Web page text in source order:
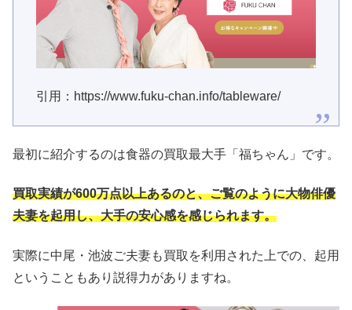
引用：https://www.fuku-chan.info/tableware/
最初に紹介するのは食器の買取最大手「福ちゃん」です。
買取実績が600万点以上あるのと、ご覧のように大物俳優
夫妻を起用し、大手の安心感を感じられます。
実際に中尾・池波ご夫妻も買取を利用された上での、起用
ということもあり説得力がありますね。